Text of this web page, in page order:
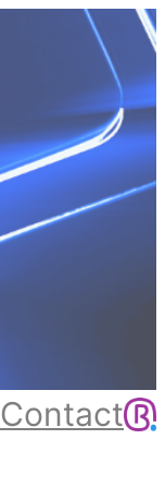
Contact